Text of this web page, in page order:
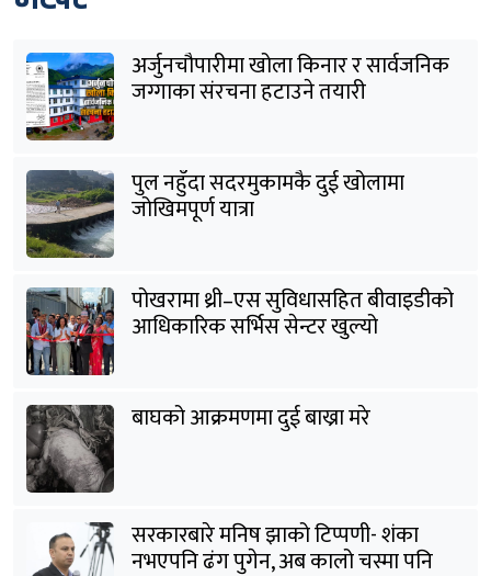
अर्जुनचौपारीमा खोला किनार र सार्वजनिक
जग्गाका संरचना हटाउने तयारी
पुल नहुँदा सदरमुकामकै दुई खोलामा
जोखिमपूर्ण यात्रा
पोखरामा थ्री–एस सुविधासहित बीवाइडीको
आधिकारिक सर्भिस सेन्टर खुल्यो
बाघको आक्रमणमा दुई बाख्रा मरे
सरकारबारे मनिष झाको टिप्पणी- शंका
नभएपनि ढंग पुगेन, अब कालो चस्मा पनि